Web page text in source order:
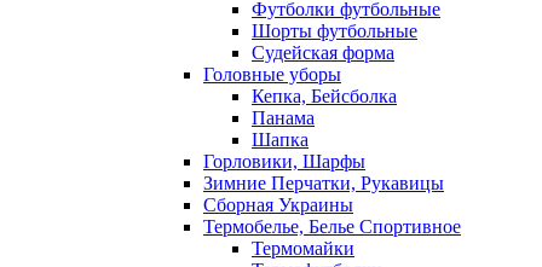
Футболки футбольные
Шорты футбольные
Судейская форма
Головные уборы
Кепка, Бейсболка
Панама
Шапка
Горловики, Шарфы
Зимние Перчатки, Рукавицы
Сборная Украины
Термобелье, Белье Спортивное
Термомайки